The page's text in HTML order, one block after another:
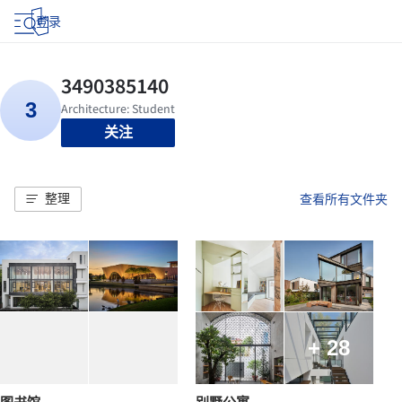
登录
关注
整理 查看所有文件夹
+ 28